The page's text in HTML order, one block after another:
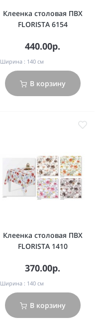
Клеенка столовая ПВХ
FLORISTA 6154
440.00р.
Ширина : 140 см
В корзину
Клеенка столовая ПВХ
FLORISTA 1410
370.00р.
Ширина : 140 см
В корзину